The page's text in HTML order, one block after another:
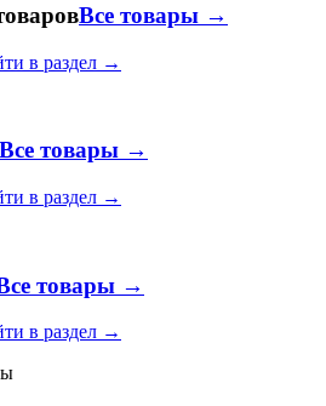
Все товары →
в раздел →
Все товары →
в раздел →
товары →
в раздел →